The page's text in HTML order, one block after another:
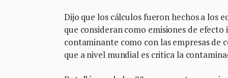
Dijo que los cálculos fueron hechos a los
que consideran como emisiones de
contaminante como con las empresas de
que a nivel mundial es critica la